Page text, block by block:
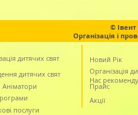
©
Організація і
дитячих свят
Новий Рік
дитячих свят
Аніматори
послуги
Організація
Нас
Прайс
Акції